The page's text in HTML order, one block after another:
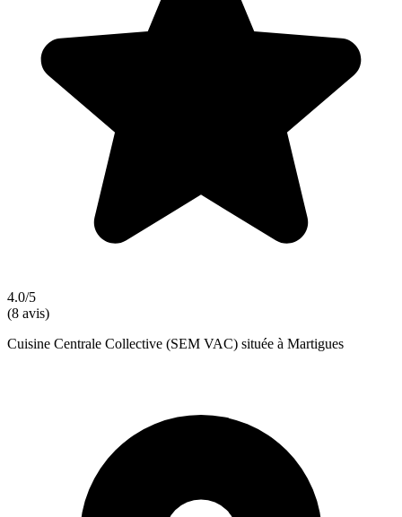
4.0/5
(8 avis)
Cuisine Centrale Collective (SEM VAC) située à Martigues